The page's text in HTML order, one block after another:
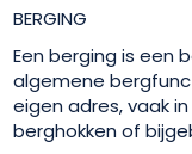
BERGING
Een berging is een
algemene
eigen adres, vaak
berghokken of